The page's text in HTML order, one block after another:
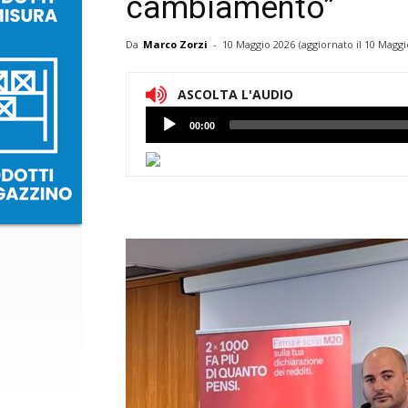
cambiamento”
Da Marco Zorzi - 10 Maggio 2026 (aggiornato il 10
ASCOLTA L'AUDIO
Lettore
Audio
00:00